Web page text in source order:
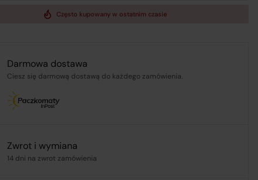
Często kupowany w ostatnim czasie
Darmowa dostawa
Ciesz się darmową dostawą do każdego zamówienia.
Zwrot i wymiana
14 dni na zwrot zamówienia